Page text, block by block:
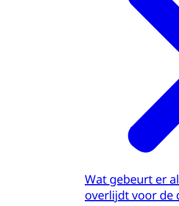
Wat gebeurt er
overlijdt voor de